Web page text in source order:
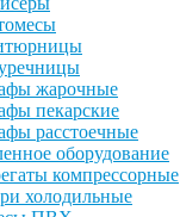
жарочные
пекарские
расстоечные
оборудование
компрессорные
холодильные